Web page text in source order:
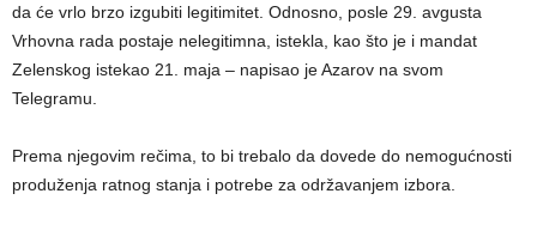
da će vrlo brzo izgubiti legitimitet. Odnosno, posle 29. avgusta
Vrhovna rada postaje nelegitimna, istekla, kao što je i mandat
Zelenskog istekao 21. maja – napisao je Azarov na svom
Telegramu.
Prema njegovim rečima, to bi trebalo da dovede do nemogućnosti
produženja ratnog stanja i potrebe za održavanjem izbora.